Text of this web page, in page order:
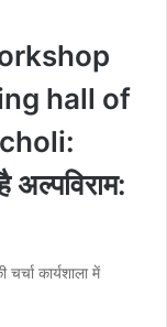
hall of
अल्पविराम:
कार्यशाला में